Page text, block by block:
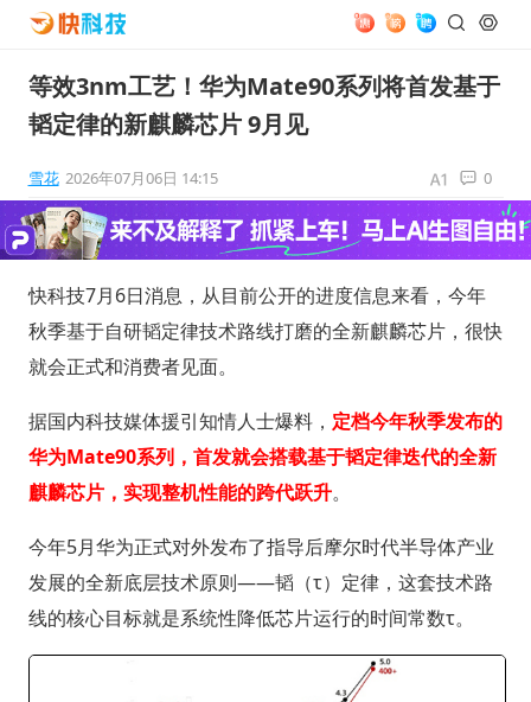
等效3nm工艺！华为Mate90系列将首发基于
韬定律的新麒麟芯片 9月见
雪花 2026年07月06日 14:15 0
快科技7月6日消息，从目前公开的进度信息来看，今年
秋季基于自研韬定律技术路线打磨的全新麒麟芯片，很快
就会正式和消费者见面。
据国内科技媒体援引知情人士爆料， 定档今年秋季发布的
华为Mate90系列，首发就会搭载基于韬定律迭代的全新
麒麟芯片，实现整机性能的跨代跃升。
今年5月华为正式对外发布了指导后摩尔时代半导体产业
发展的全新底层技术原则——韬（τ）定律，这套技术路
线的核心目标就是系统性降低芯片运行的时间常数τ。